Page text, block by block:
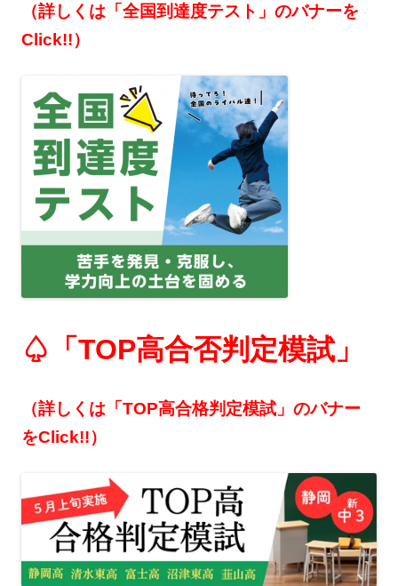
（詳しくは「全国到達度テスト」のバナーを
Click!!）
♤「TOP高合否判定模試」
（詳しくは「TOP高合格判定模試」のバナー
をClick!!）